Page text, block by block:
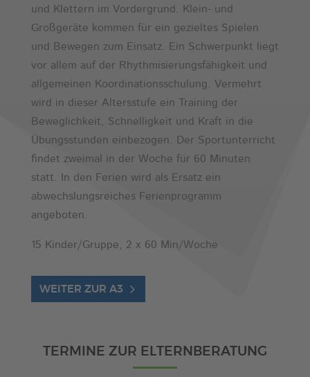
und Klettern im Vordergrund. Klein- und
Großgeräte kommen für ein gezieltes Spielen
und Bewegen zum Einsatz. Ein Schwerpunkt liegt
vor allem auf der Rhythmisierungsfähigkeit und
allgemeinen Koordinationsschulung. Vermehrt
wird in dieser Altersstufe ein Training der
Beweglichkeit, Schnelligkeit und Kraft in die
Übungsstunden einbezogen. Der Sportunterricht
findet zweimal in der Woche für 60 Minuten
statt. In den Ferien wird als Ersatz ein
abwechslungsreiches Ferienprogramm
angeboten.
15 Kinder/Gruppe, 2 x 60 Min/Woche
WEITER ZUR A3
TERMINE ZUR ELTERNBERATUNG